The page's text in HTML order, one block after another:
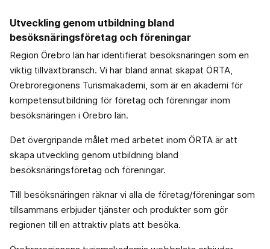
Utveckling genom utbildning bland
besöksnäringsföretag och föreningar
Region Örebro län har identifierat besöksnäringen som en
viktig tillväxtbransch. Vi har bland annat skapat ÖRTA,
Örebroregionens Turismakademi, som är en akademi för
kompetensutbildning för företag och föreningar inom
besöksnäringen i Örebro län.
Det övergripande målet med arbetet inom ÖRTA är att
skapa utveckling genom utbildning bland
besöksnäringsföretag och föreningar.
Till besöksnäringen räknar vi alla de företag/föreningar som
tillsammans erbjuder tjänster och produkter som gör
regionen till en attraktiv plats att besöka.